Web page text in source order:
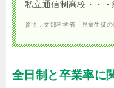
私立通信制高校・・
参照：文部科学省「児童生徒
全日制と卒業率に